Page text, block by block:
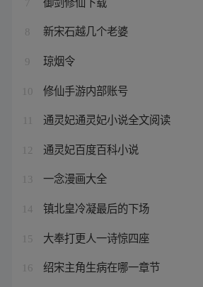
8 新宋石越几个老婆
9 琼烟令
10 修仙手游内部账号
通灵妃通灵妃小说全文阅读
12 通灵妃百度百科小说
13 一念漫画大全
14 镇北皇冷凝最后的下场
15 大奉打更人一诗惊四座
16 绍宋主角生病在哪一章节